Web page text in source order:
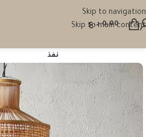
Skip to navigation
Skip to main content
0.00 د.ع
نفذ